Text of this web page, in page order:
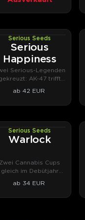
PHOTOFEM
Serious Seeds
Serious
Happiness
Serious-Legenden
AK-47 trifft
ab 42 EUR
PHOTOREG
Serious Seeds
Warlock
Zwei Cannabis Cups
gleich im Debütjahr
ab 34 EUR